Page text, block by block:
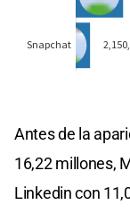
Antes de la
16,22 millones,
Linkedin con